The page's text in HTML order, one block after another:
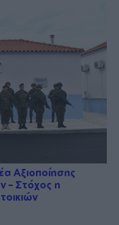
Αξιοποίησης
– Στόχος η